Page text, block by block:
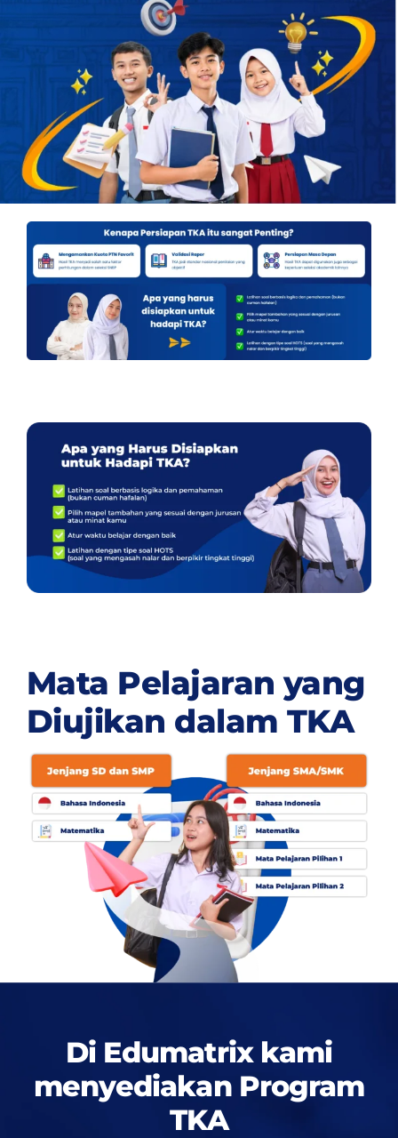
OUR PROGRAM
REGISTRATION
CONTACT US
Mata Pelajaran yang
Diujikan dalam TKA
Di Edumatrix kami
menyediakan Program
TKA